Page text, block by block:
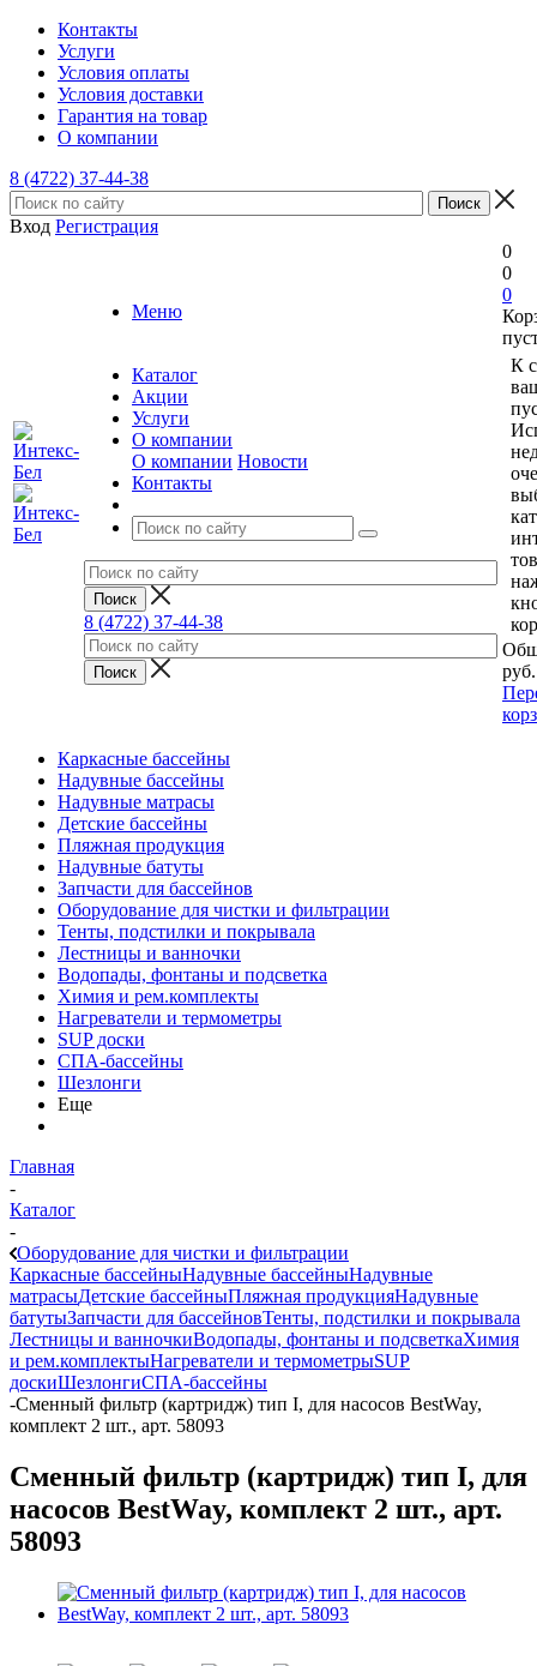
Контакты
Услуги
Условия оплаты
Условия доставки
Гарантия на товар
О компании
8 (4722) 37-44-38
Вход Регистрация
Меню
Каталог
Акции
Услуги
О компании
О компании Новости
Контакты
8 (4722) 37-44-38
0
0
0
К
руб.
Каркасные бассейны
Надувные бассейны
Надувные матрасы
Детские бассейны
Пляжная продукция
Надувные батуты
Запчасти для бассейнов
Оборудование для чистки и фильтрации
Тенты, подстилки и покрывала
Лестницы и ванночки
Водопады, фонтаны и подсветка
Химия и рем.комплекты
Нагреватели и термометры
SUP доски
СПА-бассейны
Шезлонги
Еще
Главная
-
Каталог
-
Оборудование для чистки и фильтрации
Каркасные бассейныНадувные бассейныНадувные
матрасыДетские бассейныПляжная продукцияНадувные
батутыЗапчасти для бассейновТенты, подстилки и покрывала
Лестницы и ванночкиВодопады, фонтаны и подсветкаХимия
и рем.комплектыНагреватели и термометрыSUP
доскиШезлонгиСПА-бассейны
-Сменный фильтр (картридж) тип I, для насосов BestWay,
комплект 2 шт., арт. 58093
Сменный фильтр (картридж) тип I, для
насосов BestWay, комплект 2 шт., арт.
58093